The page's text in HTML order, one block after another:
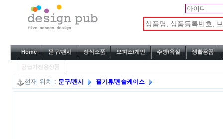
Home 문구/팬시 장식소품 오피스/개인 주방/욕실 생활용품
공급가전용상품
현재 위치 :문구/팬시 필기류/펜슬케이스